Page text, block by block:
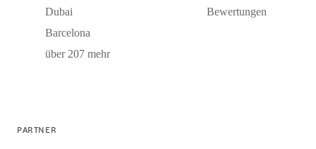
Dubai
Barcelona
über 207 mehr
Bewertungen
PARTNER